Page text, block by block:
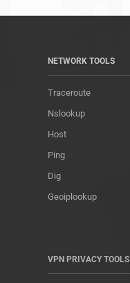
NETWORK TOOLS
Traceroute
Nslookup
Host
Ping
Dig
Geoiplookup
VPN PRIVACY TOOLS